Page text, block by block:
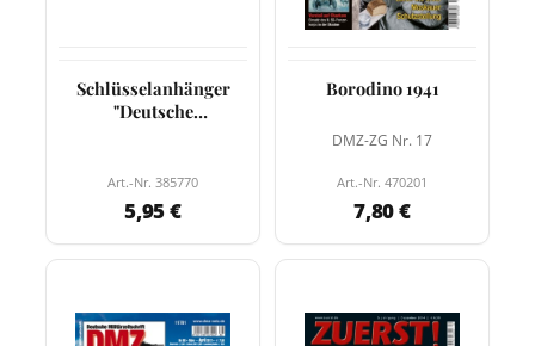
Schlüsselanhänger
"Deutsche
Art.-Nr. 385770
5,95 €
Borodino 1941
DMZ-ZG Nr. 17
Art.-Nr. 470201
7,80 €